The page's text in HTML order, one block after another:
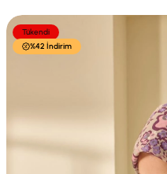
Tükendi
%42 İndirim